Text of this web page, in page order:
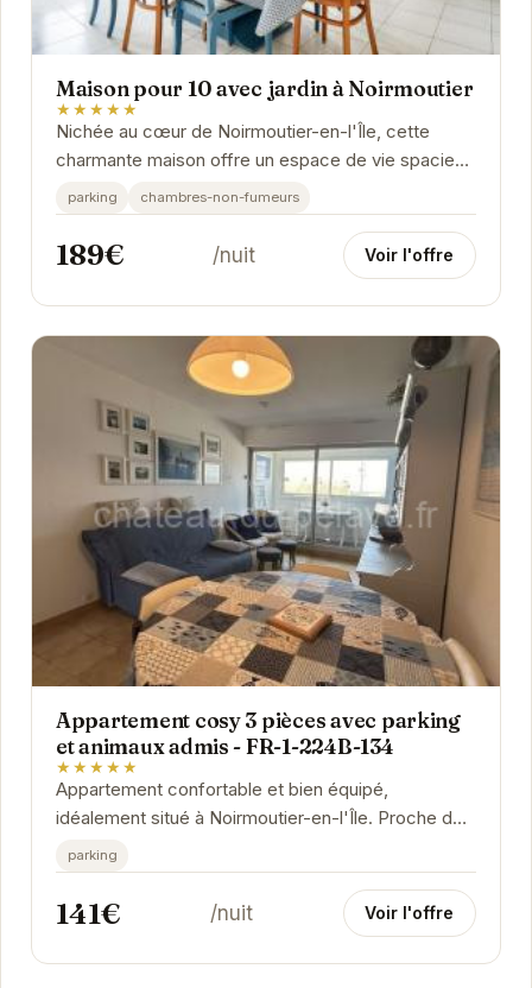
Maison pour 10 avec jardin à Noirmoutier
★★★★★
Nichée au cœur de Noirmoutier-en-l'Île, cette
charmante maison offre un espace de vie spacieux
et confortable pour des vacances inoubliables.
Son...
parking chambres-non-fumeurs
189€ /nuit Voir l'offre
Appartement cosy 3 pièces avec parking
et animaux admis - FR-1-224B-134
★★★★★
Appartement confortable et bien équipé,
idéalement situé à Noirmoutier-en-l'Île. Proche des
commerces et des plages, il offre un cadre...
parking
141€ /nuit Voir l'offre